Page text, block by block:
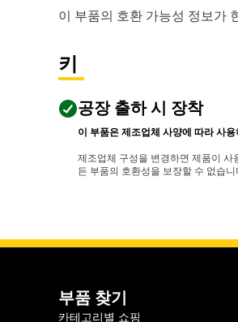
이 부품의 호환 가능성 정보가
키
공장 출하 시 장착
이 부품은 제조업체 사양에 따라 사
제조업체 구성을 변경하면 제품이
든 부품의 호환성을 보장할 수 없습니
부품 찾기
카테고리별 쇼핑